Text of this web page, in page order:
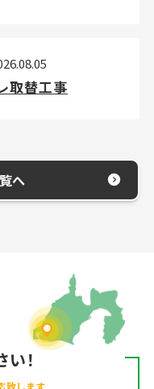
取替工事
へ
！
致します